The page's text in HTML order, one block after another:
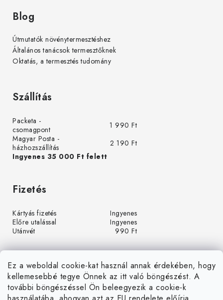
Ez a weboldal cookie-kat használ annak érdekében, hogy
kellemesebbé tegye Önnek az itt való böngészést. A
további böngészéssel Ön beleegyezik a cookie-k
Blog
Útmutatók növénytermesztéshez
Általános tanácsok termesztőknek
Oktatás, a termesztés tudomány
Szállítás
Packeta -
csomagpont
1 990 Ft
Magyar Posta -
házhozszállítás
2 190 Ft
Ingyenes 35 000 Ft felett
Fizetés
Kártyás fizetés
Ingyenes
Előre utalással
Ingyenes
Utánvét
990 Ft